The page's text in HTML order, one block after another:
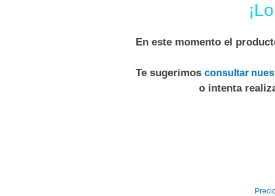
En este momento el
Te sugerimos consultar
o intenta